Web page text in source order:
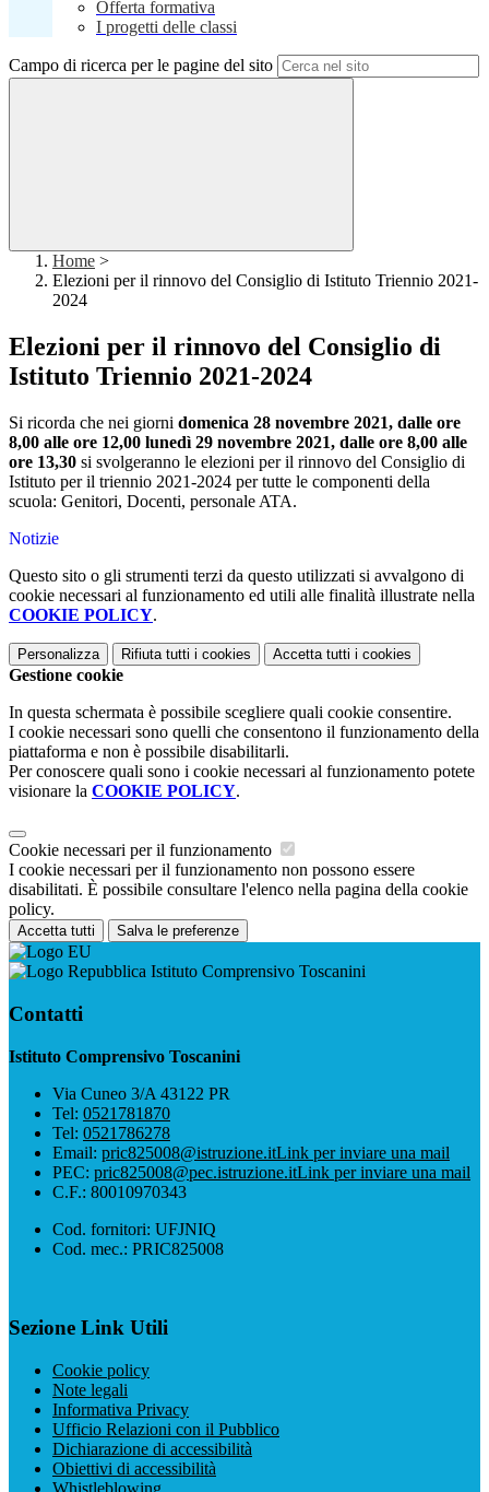
Offerta formativa
I progetti delle classi
Campo di ricerca per le pagine del sito
Home >
Elezioni per il rinnovo del Consiglio di Istituto Triennio 2021-
2024
Elezioni per il rinnovo del Consiglio di
Istituto Triennio 2021-2024
Si ricorda che nei giorni domenica 28 novembre 2021, dalle ore
8,00 alle ore 12,00 lunedì 29 novembre 2021, dalle ore 8,00 alle
ore 13,30 si svolgeranno le elezioni per il rinnovo del Consiglio di
Istituto per il triennio 2021-2024 per tutte le componenti della
scuola: Genitori, Docenti, personale ATA.
Notizie
Questo sito o gli strumenti terzi da questo utilizzati si avvalgono di
cookie necessari al funzionamento ed utili alle finalità illustrate nella
COOKIE POLICY.
Personalizza Rifiuta tutti i cookies Accetta tutti i cookies
Gestione cookie
In questa schermata è possibile scegliere quali cookie consentire.
I cookie necessari sono quelli che consentono il funzionamento della
piattaforma e non è possibile disabilitarli.
Per conoscere quali sono i cookie necessari al funzionamento potete
visionare la COOKIE POLICY.
Cookie necessari per il funzionamento
I cookie necessari per il funzionamento non possono essere
disabilitati. È possibile consultare l'elenco nella pagina della cookie
policy.
Accetta tutti Salva le preferenze
Istituto Comprensivo Toscanini
Contatti
Istituto Comprensivo Toscanini
Via Cuneo 3/A 43122 PR
Tel: 0521781870
Tel: 0521786278
Email: pric825008@istruzione.itLink per inviare una mail
PEC: pric825008@pec.istruzione.itLink per inviare una mail
C.F.: 80010970343
Cod. fornitori: UFJNIQ
Cod. mec.: PRIC825008
Sezione Link Utili
Cookie policy
Note legali
Informativa Privacy
Ufficio Relazioni con il Pubblico
Dichiarazione di accessibilità
Obiettivi di accessibilità
Whistleblowing